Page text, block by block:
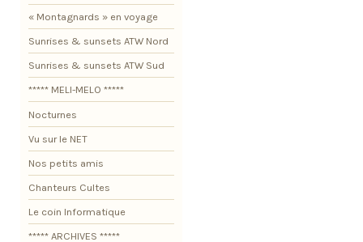
« Montagnards » en voyage
Sunrises & sunsets ATW Nord
Sunrises & sunsets ATW Sud
***** MELI-MELO *****
Nocturnes
Vu sur le NET
Nos petits amis
Chanteurs Cultes
Le coin Informatique
***** ARCHIVES *****